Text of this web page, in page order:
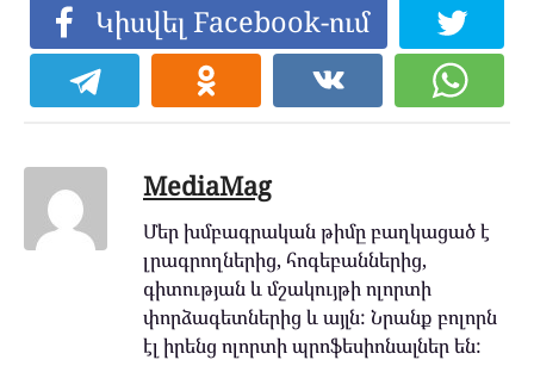
Կիսվել Facebook-ում
MediaMag
Մեր խմբագրական թիմը բաղկացած է
լրագրողներից, հոգեբաններից,
գիտության և մշակույթի ոլորտի
փորձագետներից և այլն: Նրանք բոլորն
էլ իրենց ոլորտի պրոֆեսիոնալներ են: